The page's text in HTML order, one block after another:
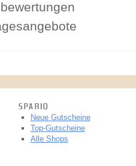
SPARIO
Neue Gutscheine
Top-Gutscheine
Alle Shops